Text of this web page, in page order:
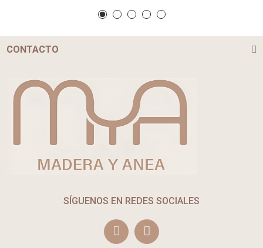
CONTACTO
SÍGUENOS EN REDES SOCIALES